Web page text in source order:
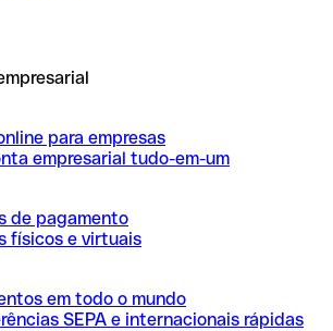
para empresas
empresarial tudo-em-um
de pagamento
físicos e virtuais
em todo o mundo
SEPA e internacionais rápidas